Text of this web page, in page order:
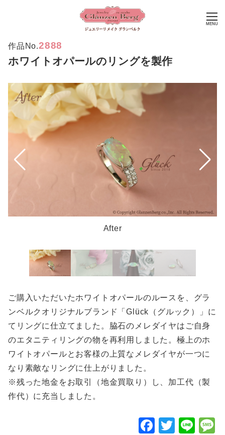
MENU
作品No.2888
ホワイトオパールのリングを製作
After
ご購入いただいたホワイトオパールのルースを、グラ
ンベルクオリジナルブランド「Glück（グルック）」に
てリングに仕立てました。脇石のメレダイヤはご自身
のエタニティリングの物を再利用しました。極上のホ
ワイトオパールとお客様の上質なメレダイヤが一つに
なり素敵なリングに仕上がりました。
※残った地金をお取引（地金買取り）し、加工代（製
作代）に充当しました。
F T Li